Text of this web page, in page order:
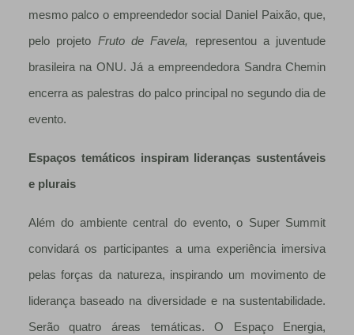
mesmo palco o empreendedor social Daniel Paixão, que,
pelo projeto Fruto de Favela, representou a juventude
brasileira na ONU. Já a empreendedora Sandra Chemin
encerra as palestras do palco principal no segundo dia de
evento.
Espaços temáticos inspiram lideranças sustentáveis
e plurais
Além do ambiente central do evento, o Super Summit
convidará os participantes a uma experiência imersiva
pelas forças da natureza, inspirando um movimento de
liderança baseado na diversidade e na sustentabilidade.
Serão quatro áreas temáticas. O Espaço Energia,